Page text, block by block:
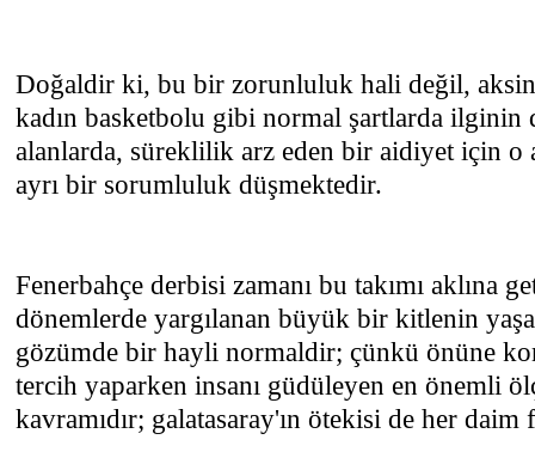
Doğaldir ki, bu bir zorunluluk hali değil,
kadın basketbolu gibi normal şartlarda ilginin
alanlarda, süreklilik arz eden bir aidiyet için o
ayrı bir sorumluluk düşmektedir.
Fenerbahçe derbisi zamanı bu takımı aklına
dönemlerde yargılanan büyük bir kitlenin
gözümde bir hayli normaldir; çünkü önüne
tercih yaparken insanı güdüleyen en önemli
kavramıdır; galatasaray'ın ötekisi de her daim